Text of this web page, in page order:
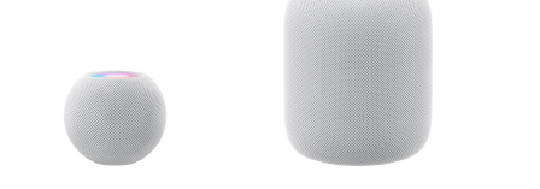
了
解
HomePod<